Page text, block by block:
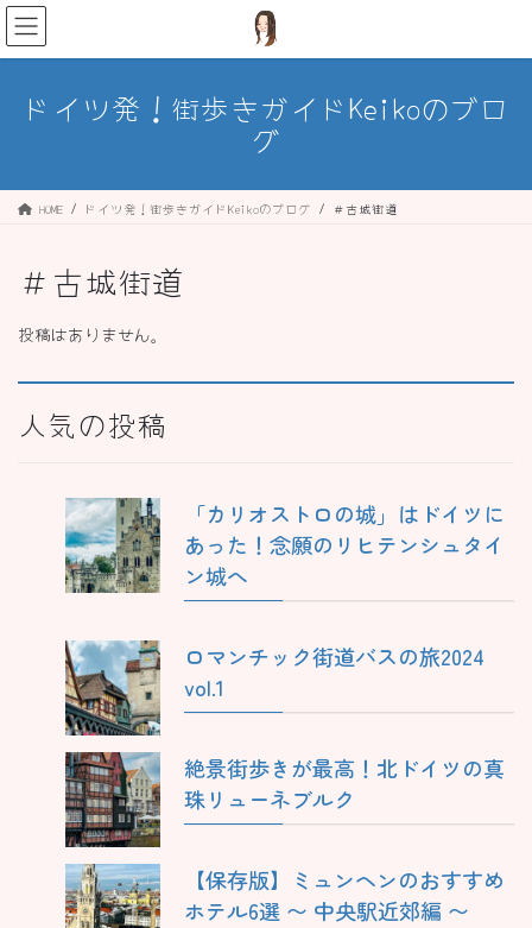
コ
ン
テ
キ
ナ
ビ
ゲ
に
ドイツ発！街歩きガイドKeikoのブロ
グ
HOME ドイツ発！街歩きガイドKeikoのブログ ＃古城街道
＃古城街道
投稿はありません。
人気の投稿
「カリオストロの城」はドイツに
あった！念願のリヒテンシュタイ
ン城へ
ロマンチック街道バスの旅2024
vol.1
絶景街歩きが最高！北ドイツの真
珠リューネブルク
【保存版】ミュンヘンのおすすめ
ホテル6選 〜 中央駅近郊編 〜